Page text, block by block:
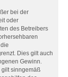
bei der
oder
des Betreibers
Dies gilt auch
Gewinn.
gilt sinngemäß